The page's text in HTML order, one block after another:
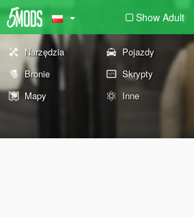
Show Adult
Narzędzia Pojazdy
Bronie
Skrypty
Mapy
Inne